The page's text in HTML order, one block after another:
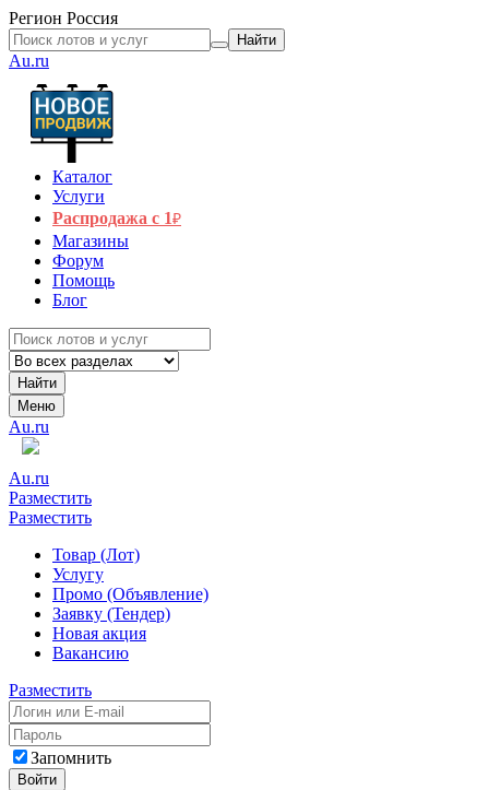
Регион Россия
Найти
Au.ru
Каталог
Услуги
Распродажа с 1₽
Магазины
Форум
Помощь
Блог
Найти
Меню
Au.ru
Au.ru
Разместить
Разместить
Товар (Лот)
Услугу
Промо (Объявление)
Заявку (Тендер)
Новая акция
Вакансию
Разместить
Запомнить
Войти